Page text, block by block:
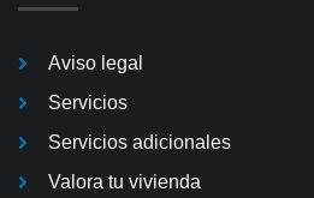
Aviso legal
Servicios
Servicios adicionales
Valora tu vivienda